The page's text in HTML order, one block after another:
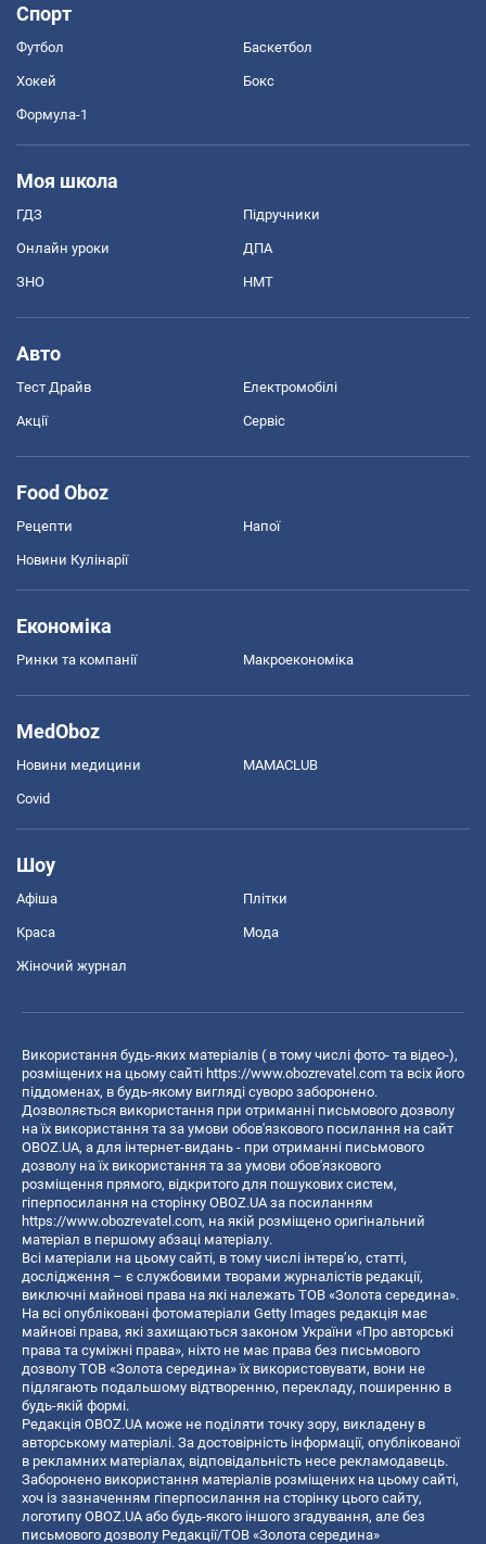
Спорт
Футбол Баскетбол
Хокей Бокс
Формула-1
Моя школа
ГДЗ Підручники
Онлайн уроки ДПА
ЗНО НМТ
Авто
Тест Драйв Електромобілі
Акції Сервіс
Food Oboz
Рецепти Напої
Новини Кулінарії
Економіка
Ринки та компанії Макроекономіка
MedOboz
Новини медицини MAMACLUB
Covid
Шоу
Афіша Плітки
Краса Мода
Жіночий журнал
Використання будь-яких матеріалів ( в тому числі фото- та відео-),
розміщених на цьому сайті https://www.obozrevatel.com та всіх його
піддоменах, в будь-якому вигляді суворо заборонено.
Дозволяється використання при отриманні письмового дозволу
на їх використання та за умови обов'язкового посилання на сайт
OBOZ.UA, а для інтернет-видань - при отриманні письмового
дозволу на їх використання та за умови обов'язкового
розміщення прямого, відкритого для пошукових систем,
гіперпосилання на сторінку OBOZ.UA за посиланням
https://www.obozrevatel.com, на якій розміщено оригінальний
матеріал в першому абзаці матеріалу.
Всі матеріали на цьому сайті, в тому числі інтерв’ю, статті,
дослідження – є службовими творами журналістів редакції,
виключні майнові права на які належать ТОВ «Золота середина».
На всі опубліковані фотоматеріали Getty Images редакція має
майнові права, які захищаються законом України «Про авторські
права та суміжні права», ніхто не має права без письмового
дозволу ТОВ «Золота середина» їх використовувати, вони не
підлягають подальшому відтворенню, перекладу, поширенню в
будь-якій формі.
Редакція OBOZ.UA може не поділяти точку зору, викладену в
авторському матеріалі. За достовірність інформації, опублікованої
в рекламних матеріалах, відповідальність несе рекламодавець.
Заборонено використання матеріалів розміщених на цьому сайті,
хоч із зазначенням гіперпосилання на сторінку цього сайту,
логотипу OBOZ.UA або будь-якого іншого згадування, але без
письмового дозволу Редакції/ТОВ «Золота середина»